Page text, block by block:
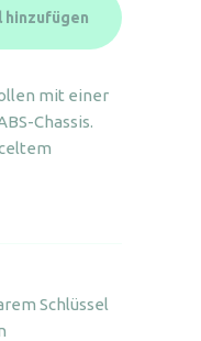
hinzufügen
mit einer
Chassis.
Schlüssel